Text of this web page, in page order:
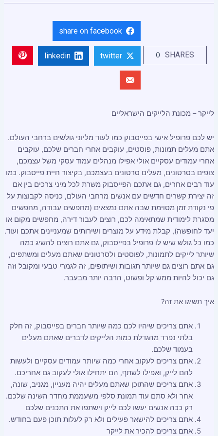
0 SHARES
share on facebook
twitter
linkedin
לייקר – מכונת הלייקים הישראליים
יש לכם פרופיל אישי בפייסבוק כמו לעוד מליוני גולשים ברחבי העולם.
אתם מעלים תמונות, פוסטים, עוקבים אחרי חברים שלכם, עוקבים
אחרי עמודים עסקיים אולי אפילו מנהלים עמוד עסקי משל עצמכם,
צופים בסרטונים, מעלים סרטונים בעצמכם, בקיצור חיית פייסבוק. כמו
עוד רבים אחרים, גם אתכם הפייסבוק משרת לכל מיני צרכים בין אם
זה יצירת קשרים חדשים עם אנשים מרחבי העולם, כניסה לקבוצות על
פי נקודת זמן מסוימת שבה אתם נמצאים (מחפשים עבודה, מחפשים
מסגרת לימודית שמתאימה לכם, רוצים לעבור דירה, מחפשים מקום או
יעד לחופשה), קבלת מידע על מוצרים ושירותים שמעניינים אתכם ועוד.
כמו כל גולש שיש לו פרופיל בפייסבוק, גם אתם רוצים להשיג כמה
שיותר לייקים לתמונות, לפוסטים ולסרטונים שאתם מעלים ומשתפים,
גם אתם רוצים גם שיותר תגובות ושיתופים, זה לגמרי טבעי ומקובל וזה
גם יכול להיות ממש קל ופשוט, הרבה יותר מבעבר.
איך תשיגו את זה?
אתם צריכים שיהיו לכם כמה שיותר חברים בפייסבוק, זה חלק
בלתי נפרד מהגדלת כמות הלייקים לדברים שאתם מעלים
בעמוד שלכם.
אתם צריכים לעקוב אחרי כמה שיותר עמודים עסקיים ולעשות
להם לייק, ואפילו לשתף, הם יתחילו אולי לעקוב גם אחריכם.
אתם צריכים שהתוכן שאתם מעלים יהיה מעניין, מגניב, שונה,
אחר ולא סתם עוד תמונת סלפי משעממת מחדר השינה שלכם.
רק ככה אנשים יעשו לכם לייק וישתפו את התכנים שלכם
אתם צריכים להישאר פעילים ולא רק לעלות תוכן פעם בחודש.
אתם צריכים להכיר את לייקר